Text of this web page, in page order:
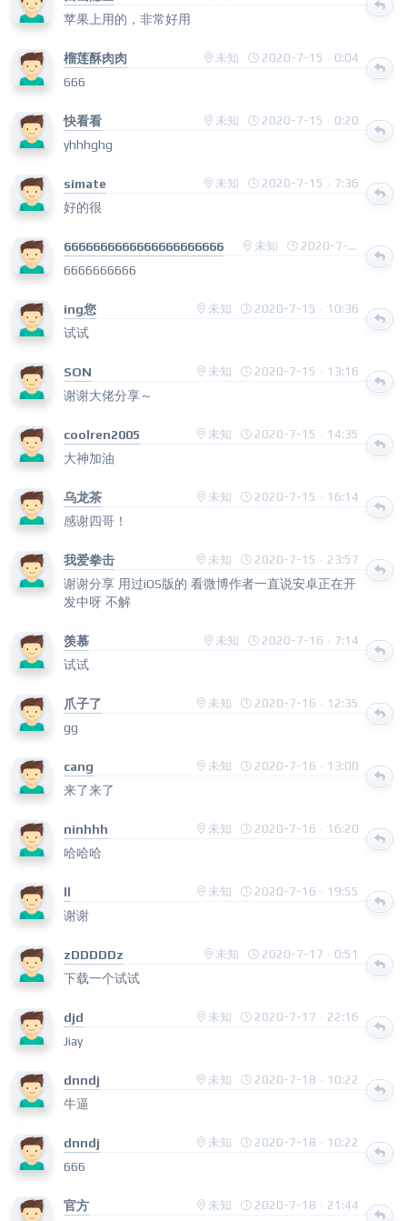
苹果上用的，非常好用
榴莲酥肉肉 未知 2020-7-15 · 0:04
666
快看看 未知 2020-7-15 · 0:20
yhhhghg
simate 未知 2020-7-15 · 7:36
好的很
6666666666666666666666 未知 2020-7-15 · 9:19
6666666666
ing您 未知 2020-7-15 · 10:36
试试
SON 未知 2020-7-15 · 13:16
谢谢大佬分享～
coolren2005 未知 2020-7-15 · 14:35
大神加油
乌龙茶 未知 2020-7-15 · 16:14
感谢四哥！
我爱拳击 未知 2020-7-15 · 23:57
谢谢分享 用过iOS版的 看微博作者一直说安卓正在开
发中呀 不解
羡慕 未知 2020-7-16 · 7:14
试试
爪子了 未知 2020-7-16 · 12:35
gg
cang 未知 2020-7-16 · 13:00
来了来了
ninhhh 未知 2020-7-16 · 16:20
哈哈哈
ll 未知 2020-7-16 · 19:55
谢谢
zDDDDDz 未知 2020-7-17 · 0:51
下载一个试试
djd 未知 2020-7-17 · 22:16
Jiay
dnndj 未知 2020-7-18 · 10:22
牛逼
dnndj 未知 2020-7-18 · 10:22
666
官方 未知 2020-7-18 · 21:44